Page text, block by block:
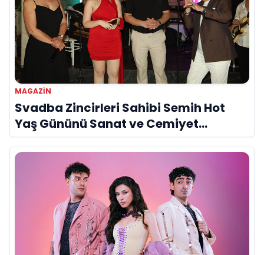
MAGAZIN
Svadba Zincirleri Sahibi Semih Hot
Yaş Gününü Sanat ve Cemiyet
Dünyasının Ünlü İsimleriyle Kutladı!